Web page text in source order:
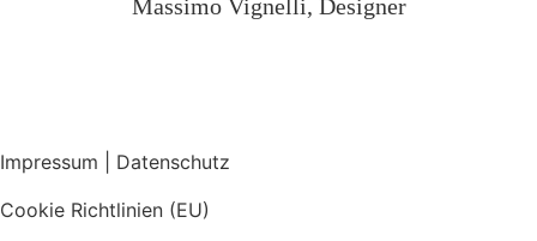
Massimo Vignelli, Designer
Impressum | Datenschutz
Cookie Richtlinien (EU)